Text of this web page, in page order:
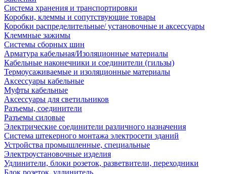
Система хранения и транспортировки
Коробки, клеммы и сопутствующие товары
Коробки распределительные/ установочные и аксессуары
Клеммные зажимы
Системы сборных шин
Арматура кабельная/Изоляционные материалы
Кабельные наконечники и соединители (гильзы)
Термоусаживаемые и изоляционные материалы
Аксессуары кабельные
Муфты кабельные
Аксессуары для светильников
Разъемы, соединители
Разъемы силовые
Электрические соединители различного назначения
Система штекерного монтажа электросети зданий
Устройства промышленные, специальные
Электроустановочные изделия
Удлинители, блоки розеток, разветвители, переходники
Блок розеток, удлинитель